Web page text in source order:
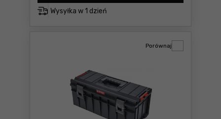
Wysyłka w 1 dzień
Porównaj